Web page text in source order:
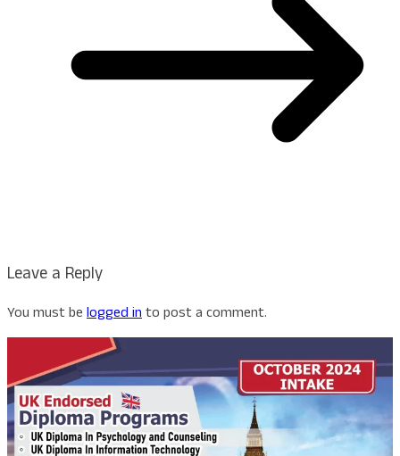
Leave a Reply
You must be logged into post a comment.